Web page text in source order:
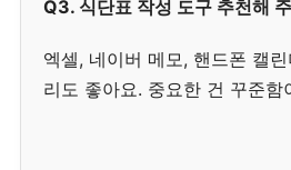
Q3. 식단표 작성 도구 추천해
엑셀, 네이버 메모, 핸드폰 캘
리도 좋아요. 중요한 건 꾸준함